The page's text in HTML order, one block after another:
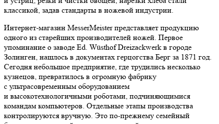
классикой, задав стандарты в ножевой индустрии.
Интернет-магазин MesserMeister представляет продукцию
одного из старейших производителей ножей. Первое
упоминание о заводе Ed. Wüsthof Dreizackwerk в городе
Золинген, нашлось в документах герцогства Берг за 1871 год.
Сегодня небольшое предприятие, где трудились несколько
кузнецов, превратилось в огромную фабрику
с ультрасовременным оборудованием
и высокотехнологичными роботами, подчиняющимися
командам компьютеров. Отдельные этапы производства
контролируются вручную. Это по-прежнему семейный